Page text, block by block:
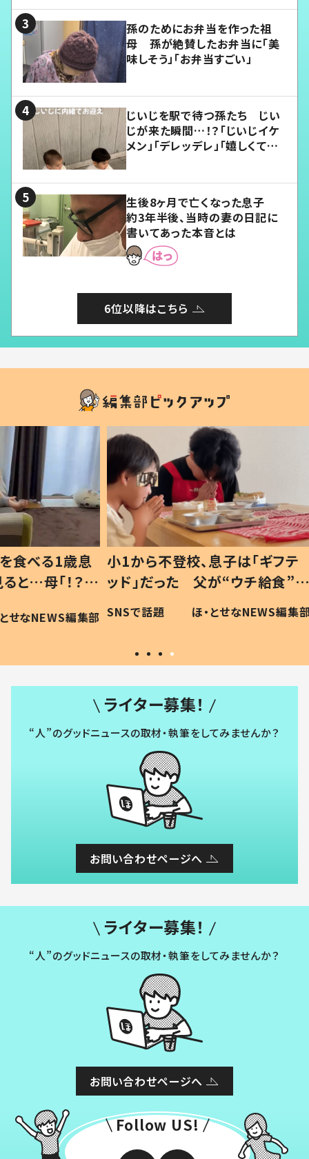
孫のためにお弁当を作った祖
母 孫が絶賛したお弁当に「美
味しそう」「お弁当すごい」
じいじを駅で待つ孫たち じい
じが来た瞬間…！？「じいじイケ
メン」「デレッデレ」「嬉しくて可
生後8ヶ月で亡くなった息子
約3年半後、当時の妻の日記に
書いてあった本音とは
6位以降はこちら
歳息
？」
編集部
小1から不登校、息子は「ギフテ
ッド」だった 父が“ウチ給食”を
作り続ける理由とは #令和の親
#令和の子
SNSで話題 ほ・とせなNEWS編集部
ひ孫
が、抱
「涙
い」
ライター募集！
“人”のグッドニュースの取材・執筆をしてみませんか？
お問い合わせページへ
ライター募集！
“人”のグッドニュースの取材・執筆をしてみませんか？
お問い合わせページへ
Follow US!